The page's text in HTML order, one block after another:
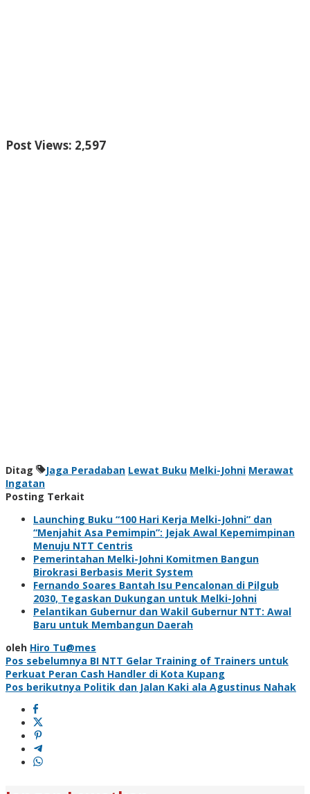
Post Views: 2,597
Ditag Jaga Peradaban Lewat Buku Melki-Johni Merawat
Ingatan
Posting Terkait
Launching Buku “100 Hari Kerja Melki-Johni” dan
“Menjahit Asa Pemimpin”: Jejak Awal Kepemimpinan
Menuju NTT Centris
Pemerintahan Melki-Johni Komitmen Bangun
Birokrasi Berbasis Merit System
Fernando Soares Bantah Isu Pencalonan di Pilgub
2030, Tegaskan Dukungan untuk Melki-Johni
Pelantikan Gubernur dan Wakil Gubernur NTT: Awal
Baru untuk Membangun Daerah
oleh Hiro Tu@mes
Navigasi
pos
Pos sebelumnya BI NTT Gelar Training of Trainers untuk
Perkuat Peran Cash Handler di Kota Kupang
Pos berikutnya Politik dan Jalan Kaki ala Agustinus Nahak